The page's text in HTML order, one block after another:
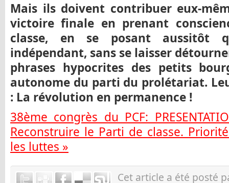
Mais ils doivent contribuer eux-
victoire finale en prenant
classe, en se posant aussitôt
indépendant, sans se laisser
phrases hypocrites des petits
autonome du parti du prolétariat.
: La révolution en permanence !
38ème congrès du PCF:
Reconstruire le Parti de classe.
les luttes »
Cet article a été posté